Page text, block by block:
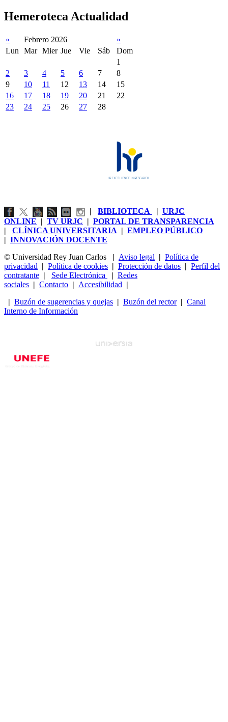
Hemeroteca Actualidad
« Febrero 2026
»
Lun
Mar Mier Jue Vie Sáb
Dom
1
2
3 4 5 6 7
8
9
10 11 12 13 14
15
16
17 18 19 20 21
22
23
24 25 26 27 28
| BIBLIOTECA | URJC
ONLINE | TV URJC | PORTAL DE TRANSPARENCIA
| CLÍNICA UNIVERSITARIA | EMPLEO PÚBLICO
| INNOVACIÓN DOCENTE
© Universidad Rey Juan Carlos
| Aviso legal | Política de
privacidad | Política de cookies | Protección de datos | Perfil del
contratante | Sede Electrónica | Redes
sociales | Contacto | Accesibilidad |
| Buzón de sugerencias y quejas | Buzón del rector| Canal
Interno de Información